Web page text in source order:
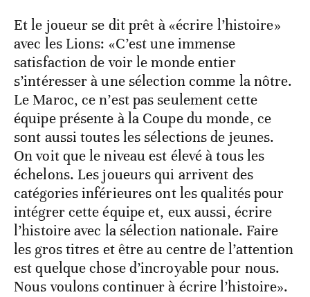
Et le joueur se dit prêt à «écrire l’histoire»
avec les Lions: «C’est une immense
satisfaction de voir le monde entier
s’intéresser à une sélection comme la nôtre.
Le Maroc, ce n’est pas seulement cette
équipe présente à la Coupe du monde, ce
sont aussi toutes les sélections de jeunes.
On voit que le niveau est élevé à tous les
échelons. Les joueurs qui arrivent des
catégories inférieures ont les qualités pour
intégrer cette équipe et, eux aussi, écrire
l’histoire avec la sélection nationale. Faire
les gros titres et être au centre de l’attention
est quelque chose d’incroyable pour nous.
Nous voulons continuer à écrire l’histoire».